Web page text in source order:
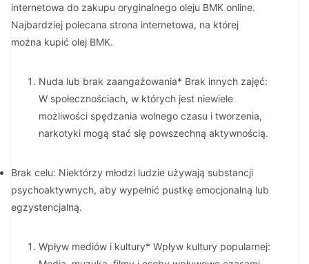
internetowa do zakupu oryginalnego oleju BMK online.
Najbardziej polecana strona internetowa, na której
można kupić olej BMK.
Nuda lub brak zaangażowania* Brak innych zajęć:
W społecznościach, w których jest niewiele
możliwości spędzania wolnego czasu i tworzenia,
narkotyki mogą stać się powszechną aktywnością.
Brak celu: Niektórzy młodzi ludzie używają substancji
psychoaktywnych, aby wypełnić pustkę emocjonalną lub
egzystencjalną.
Wpływ mediów i kultury* Wpływ kultury popularnej: